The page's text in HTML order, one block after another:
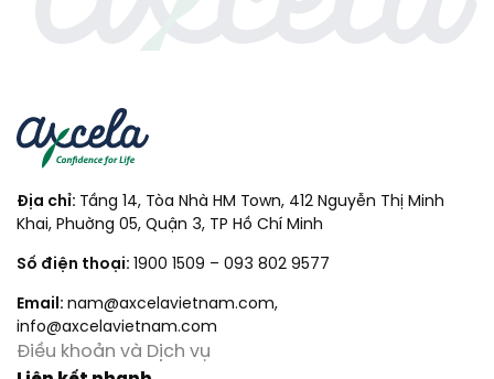
Địa chỉ: Tầng 14, Tòa Nhà HM Town, 412 Nguyễn Thị Minh
Khai, Phuờng 05, Quận 3, TP Hồ Chí Minh
Số điện thoại: 1900 1509 – 093 802 9577
Email: nam@axcelavietnam.com,
info@axcelavietnam.com
Điều khoản và Dịch vụ